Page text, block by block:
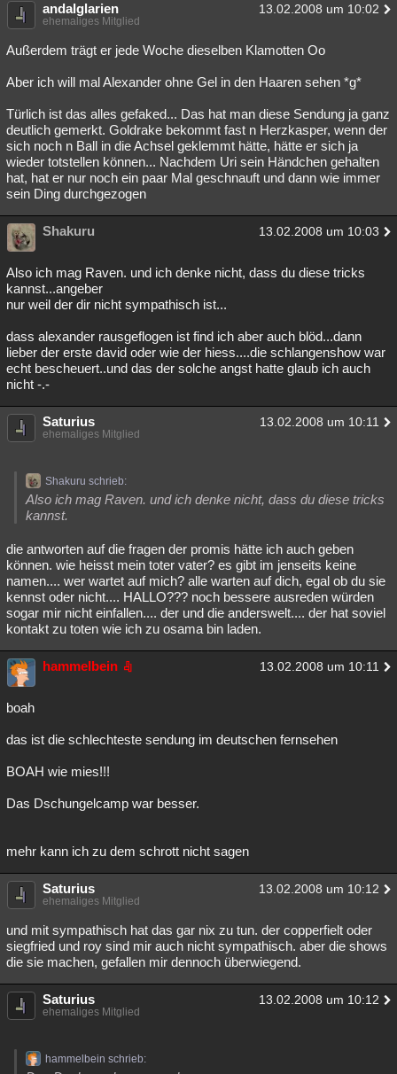
andalglarien 13.02.2008 um 10:02
ehemaliges Mitglied
Außerdem trägt er jede Woche dieselben Klamotten Oo
Aber ich will mal Alexander ohne Gel in den Haaren sehen *g*
Türlich ist das alles gefaked... Das hat man diese Sendung ja ganz
deutlich gemerkt. Goldrake bekommt fast n Herzkasper, wenn der
sich noch n Ball in die Achsel geklemmt hätte, hätte er sich ja
wieder totstellen können... Nachdem Uri sein Händchen gehalten
hat, hat er nur noch ein paar Mal geschnauft und dann wie immer
sein Ding durchgezogen
Shakuru 13.02.2008 um 10:03
Also ich mag Raven. und ich denke nicht, dass du diese tricks
kannst...angeber
nur weil der dir nicht sympathisch ist...
dass alexander rausgeflogen ist find ich aber auch blöd...dann
lieber der erste david oder wie der hiess....die schlangenshow war
echt bescheuert..und das der solche angst hatte glaub ich auch
nicht -.-
Saturius 13.02.2008 um 10:11
ehemaliges Mitglied
Shakuru schrieb:
Also ich mag Raven. und ich denke nicht, dass du diese tricks
kannst.
die antworten auf die fragen der promis hätte ich auch geben
können. wie heisst mein toter vater? es gibt im jenseits keine
namen.... wer wartet auf mich? alle warten auf dich, egal ob du sie
kennst oder nicht.... HALLO??? noch bessere ausreden würden
sogar mir nicht einfallen.... der und die anderswelt.... der hat soviel
kontakt zu toten wie ich zu osama bin laden.
hammelbein 13.02.2008 um 10:11
boah
das ist die schlechteste sendung im deutschen fernsehen
BOAH wie mies!!!
Das Dschungelcamp war besser.
mehr kann ich zu dem schrott nicht sagen
Saturius 13.02.2008 um 10:12
ehemaliges Mitglied
und mit sympathisch hat das gar nix zu tun. der copperfielt oder
siegfried und roy sind mir auch nicht sympathisch. aber die shows
die sie machen, gefallen mir dennoch überwiegend.
Saturius 13.02.2008 um 10:12
ehemaliges Mitglied
hammelbein schrieb: